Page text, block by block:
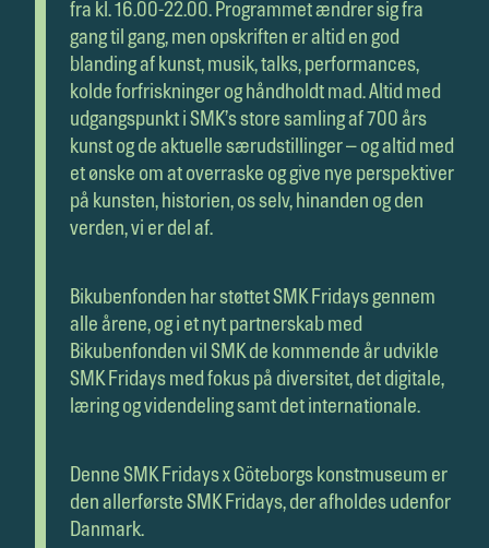
fra kl. 16.00-22.00. Programmet ændrer sig fra
gang til gang, men opskriften er altid en god
blanding af kunst, musik, talks, performances,
kolde forfriskninger og håndholdt mad. Altid med
udgangspunkt i SMK’s store samling af 700 års
kunst og de aktuelle særudstillinger – og altid med
et ønske om at overraske og give nye perspektiver
på kunsten, historien, os selv, hinanden og den
verden, vi er del af.
Bikubenfonden har støttet SMK Fridays gennem
alle årene, og i et nyt partnerskab med
Bikubenfonden vil SMK de kommende år udvikle
SMK Fridays med fokus på diversitet, det digitale,
læring og videndeling samt det internationale.
Denne SMK Fridays x Göteborgs konstmuseum er
den allerførste SMK Fridays, der afholdes udenfor
Danmark.